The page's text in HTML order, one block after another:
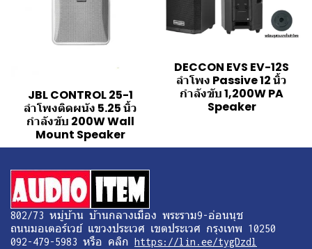
JBL CONTROL 25-1
ลำโพงติดผนัง 5.25 นิ้ว
กำลังขับ 200W Wall
Mount Speaker
DECCON EVS EV-12S
ลำโพง Passive 12 นิ้ว
กำลังขับ 1,200W PA
Speaker
802/73 หมู่บ้าน บ้านกลางเมือง พระราม9-อ่อนนุช
ถนนมอเตอร์เวย์ แขวงประเวศ เขตประเวศ กรุงเทพ 10250
092-479-5983 หรือ คลิก https://lin.ee/tygDzdl